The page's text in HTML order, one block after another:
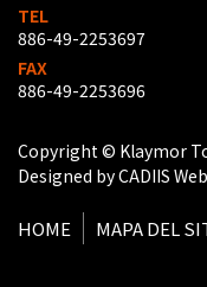
TEL
886-49-2253697
FAX
886-49-2253696
Copyright © Klaymor
Designed by CADIIS
HOME MAPA DEL